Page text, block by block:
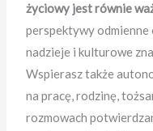
życiowy jest równie
perspektywy odmienne
nadzieje i kulturowe
Wspierasz także
na pracę, rodzinę,
rozmowach